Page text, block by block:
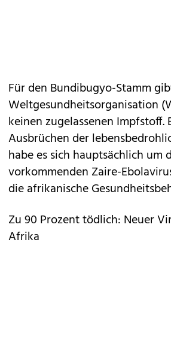
Für den Bundibugyo-Stamm
Weltgesundheitsorganisation
keinen zugelassenen Impfstoff.
Ausbrüchen der
habe es sich hauptsächlich um
vorkommenden Zaire-
die afrikanische
Zu 90 Prozent tödlich: Neuer
Afrika